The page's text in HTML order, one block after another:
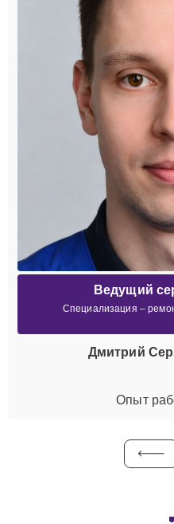
Ведущий
Специализация –
Дмитрий
Опыт